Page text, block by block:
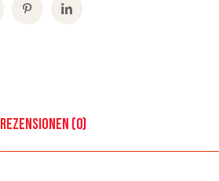
Rezensionen (0)